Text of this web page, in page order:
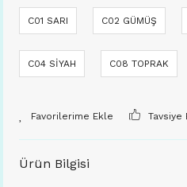
C01 SARI C02 GÜMÜŞ
C04 SİYAH C08 TOPRAK
Tavsiye
Ürün Bilgisi